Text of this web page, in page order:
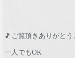
🎵ご覧頂きありがとう
一人でもOK